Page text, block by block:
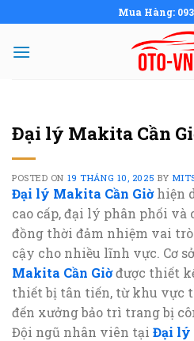
to
content
Mua Hàng:
Đại lý Makita Cần
POSTED ON 19 THÁNG 10, 2025 BY
Đại lý Makita Cần Giờhiện
cao cấp, đại lý phân phối và
đồng thời đảm nhiệm vai
cậy cho nhiều lĩnh vực. Cơ
Makita Cần Giờđược thiết
thiết bị tân tiến, từ khu vực
đến xưởng bảo trì trang bị
Đội ngũ nhân viên tại Đại lý